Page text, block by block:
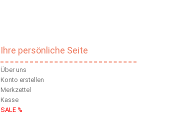
Ihre persönliche Seite
Über uns
Konto erstellen
Merkzettel
Kasse
SALE %